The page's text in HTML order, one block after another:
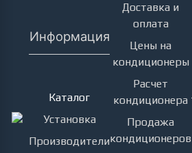
Информация
Каталог
Установка
Производители
Доставка и
оплата
Цены на
кондиционеры
Расчет
кондиционера
Продажа
кондиционеров